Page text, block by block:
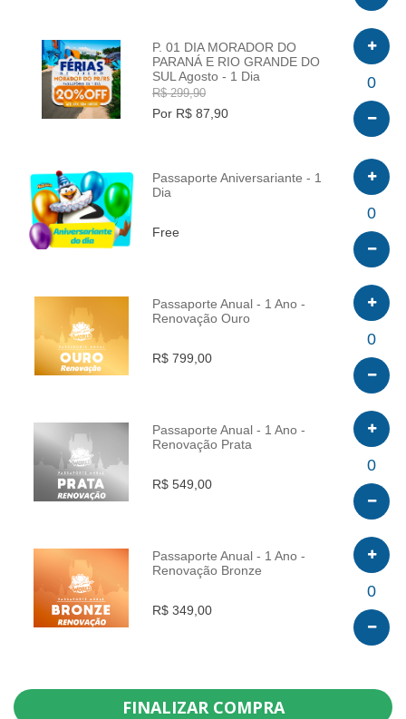
INFO
P. 01 DIA MORADOR DO
PARANÁ E RIO GRANDE DO
SUL Agosto - 1 Dia
R$ 299,90
Por R$ 87,90
0
INFO
Passaporte Aniversariante - 1
Dia
Free
0
INFO
Passaporte Anual - 1 Ano -
Renovação Ouro
R$ 799,00
0
INFO
Passaporte Anual - 1 Ano -
Renovação Prata
R$ 549,00
0
INFO
Passaporte Anual - 1 Ano -
Renovação Bronze
R$ 349,00
0
FINALIZAR COMPRA